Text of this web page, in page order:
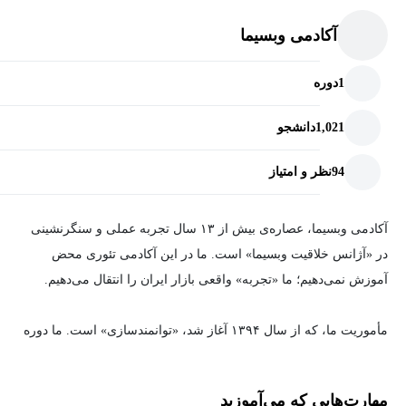
در این فصل استراتژی‌های جذاب‌سازی عنوان و تصویر محصول،
مهندسی قیمت‌گذاری اولیه، و تکنیک‌های خلاقانه‌ای را یاد می‌گیریم که
باعث می‌شوند حتی با قیمتِ بالاتر از رقبا، ارزش افزوده ایجاد کرده و
نتایج جستجو و نحوه دیده شدن را بررسی خواهیم کرد.
در نهایت، در قدم چهارم به سراغ مدیریت بودجه، ابزارهای اختصاصی
آموزش حرفه‌ای کار با پنل فروشندگان، استراتژی‌های تعیین قیمتِ
کلیک (بیدینگ) برای محصولات مختلف و استفاده از ابزارهای پنل برای
سودآوری کمپین‌ها را به حداکثر برسانیم. تسلط بر این تکنیک‌ها و
امروز، رسالت اصلی من «توانمندسازی» است.
افراد را توانمند سازم و از سوی دیگر، با ارائه مشاوره‌های سطح بالا در
زمینه سئو و استراتژی دیجیتال، به کسب‌وکارها برای رسیدن به رشدی
این رسالت را به عنوان بنیان‌گذار و مدرس ارشد «آکادمی وبسیما»
(باسابقه‌ترین و معتبرترین آکادمی سئوی ایران) جامه عمل پوشانده‌ام.
از سال ۱۳۹۴، این افتخار را داشته‌ام که شخصاً راهنما و منتور بیش از
کنم.
آکادمی وبسیما
1دوره
1,021دانشجو
94نظر و امتیاز
آکادمی وبسیما، عصاره‌ی بیش از ۱۳ سال تجربه عملی و سنگرنشینی
در «آژانس خلاقیت وبسیما» است. ما در این آکادمی تئوری محض
آموزش نمی‌دهیم؛ ما «تجربه» واقعی بازار ایران را انتقال می‌دهیم.
مأموریت ما، که از سال ۱۳۹۴ آغاز شد، «توانمندسازی» است. ما دوره
مهارت‌هایی که می‌آموزید